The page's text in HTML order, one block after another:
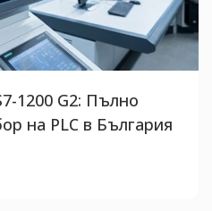
1200 G2: Пълно
на PLC в България